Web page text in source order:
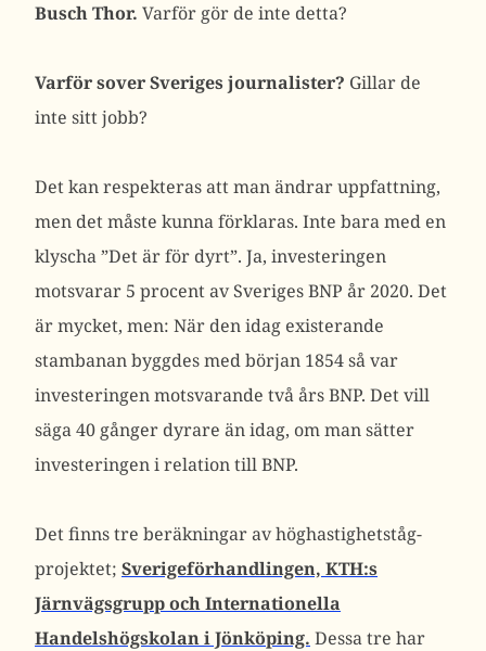
Busch Thor. Varför gör de inte detta?
Varför sover Sveriges journalister? Gillar de
inte sitt jobb?
Det kan respekteras att man ändrar uppfattning,
men det måste kunna förklaras. Inte bara med en
klyscha ”Det är för dyrt”. Ja, investeringen
motsvarar 5 procent av Sveriges BNP år 2020. Det
är mycket, men: När den idag existerande
stambanan byggdes med början 1854 så var
investeringen motsvarande två års BNP. Det vill
säga 40 gånger dyrare än idag, om man sätter
investeringen i relation till BNP.
Det finns tre beräkningar av höghastighetståg-
projektet; Sverigeförhandlingen, KTH:s
Järnvägsgrupp och Internationella
Handelshögskolan i Jönköping. Dessa tre har